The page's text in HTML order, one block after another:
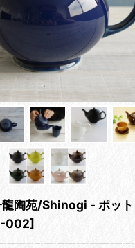
龍陶苑/Shinogi - ポット
002]